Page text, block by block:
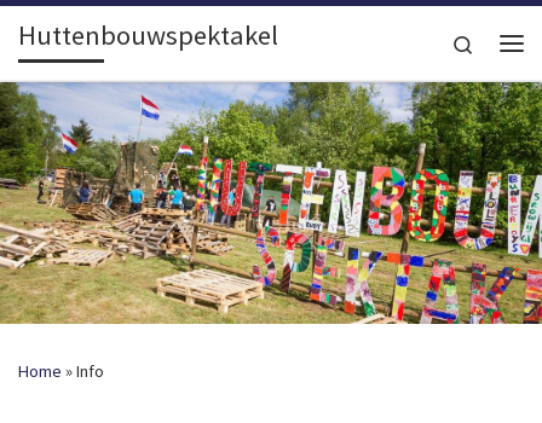
Ga naar inhoud
Huttenbouwspektakel
Search
Home »Info